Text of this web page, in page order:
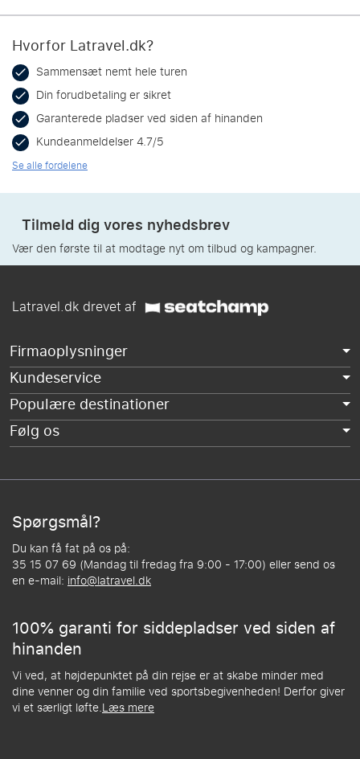
Hvorfor Latravel.dk?
Sammensæt nemt hele turen
Din forudbetaling er sikret
Garanterede pladser ved siden af hinanden
Kundeanmeldelser 4.7/5
Se alle fordelene
Tilmeld dig vores nyhedsbrev
Vær den første til at modtage nyt om tilbud og kampagner.
Latravel.dk drevet af
Firmaoplysninger
Kundeservice
Populære destinationer
Følg os
Spørgsmål?
Du kan få fat på os på:
35 15 07 69 (Mandag til fredag fra 9:00 - 17:00) eller send os
en e-mail: info@latravel.dk
100% garanti for siddepladser ved siden af
hinanden
Vi ved, at højdepunktet på din rejse er at skabe minder med
dine venner og din familie ved sportsbegivenheden! Derfor giver
vi et særligt løfte.Læs mere